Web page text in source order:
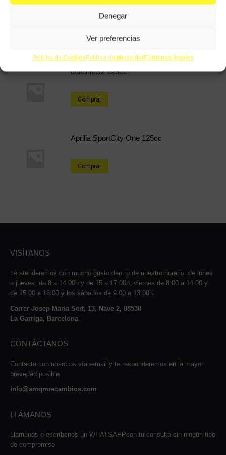
Denegar
Ver preferencias
Política de CookiesPolítica de privacidadTérminos legales
Derbi Senda 49cc DRD Pro
Daelim S2 125cc
Comprar
Aprilia SportCity One 125cc
Comprar
VISÍTANOS
Le atenderemos con mucho gusto dentro de nuestro horario: de lunes
a jueves, de 8 a 14:00h y de 15 a 17:00h, viernes de 8:00 a 14:00 y
de 15:00 a 16:00 y los sábados de 9:00 a 13:00h.
Carrer Josep Maria Sert, 13, Nave 2, 08530
La Garriga, Barcelona
CONTÁCTANOS
Contacta con nosotros vía e-mail y te responderemos en la mayor
brevedad posible.
info@amqmrecambios.com
LLÁMANOS
Llámanos o escríbenos un WHATSAPPcon tu consulta sin ningún tipo
de compromiso